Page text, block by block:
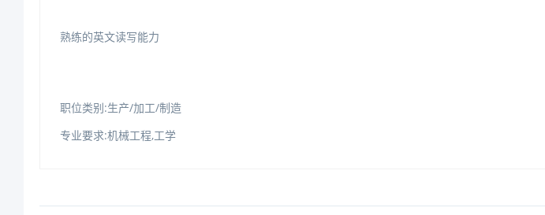
熟练的英文读写能力
职位类别:生产/加工/制造
专业要求:机械工程,工学